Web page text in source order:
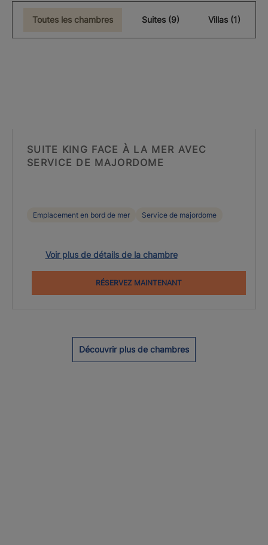
Toutes les chambres Suites (9) Villas (1)
SUITE KING FACE À LA MER AVEC
SERVICE DE MAJORDOME
Emplacement en bord de mer Service de majordome
Voir plus de détails de la chambre
RÉSERVEZ MAINTENANT
Découvrir plus de chambres